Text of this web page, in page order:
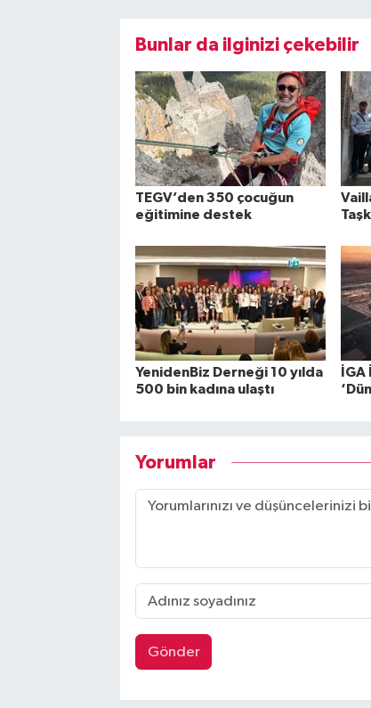
Bunlar da ilginizi çekebilir
TEGV’den 350 çocuğun
eğitimine destek
YenidenBiz Derneği 10 yılda
500 bin kadına ulaştı
Yorumlar
Gönder